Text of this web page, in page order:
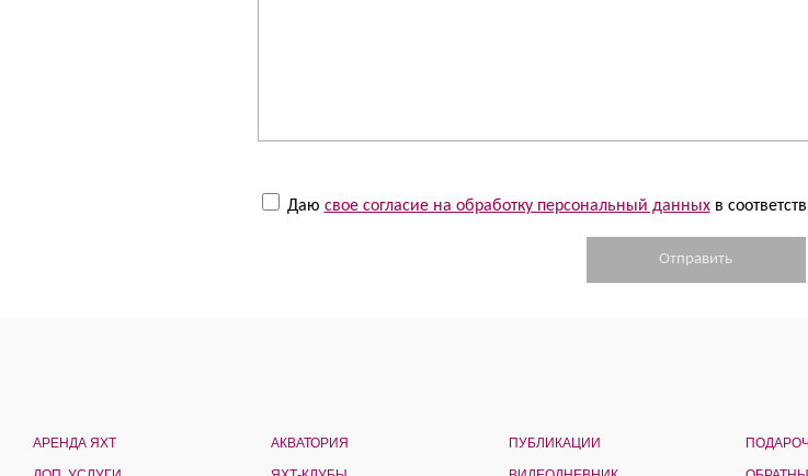
Даю свое согласие на обработку персональный данныхв
АРЕНДА ЯХТ АКВАТОРИЯ ПУБЛИКАЦИИ